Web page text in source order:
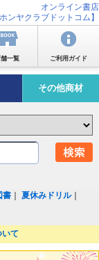
オンライン書店
ホンヤクラブドットコム】
舗一覧 ご利用ガイド
その他商材
書 ｜夏休みドリル｜
いて